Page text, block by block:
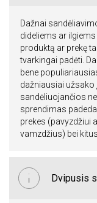
Dažnai
dideliems ar
produktą ar prekę
tvarkingai padėti.
bene
dažniausiai
sandėliuojančios
sprendimas
prekes (pavyzdžiui
vamzdžius) bei
Dvipusis